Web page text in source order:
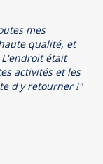
mes
qualité, et
était
activités et les
d'y retourner !"